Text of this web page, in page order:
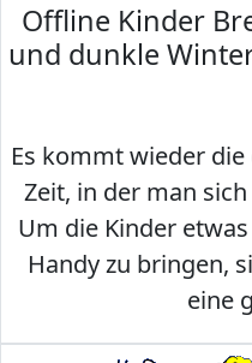
Offline Kinder
und dunkle
Es kommt wieder
Zeit, in der man
Um die Kinder
Handy zu bringen,
eine